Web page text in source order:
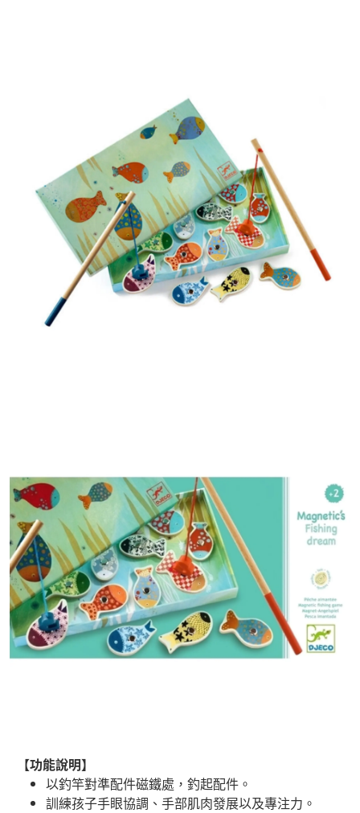
【功能說明】
以釣竿對準配件磁鐵處，釣起配件。
訓練孩子手眼協調、手部肌肉發展以及專注力。